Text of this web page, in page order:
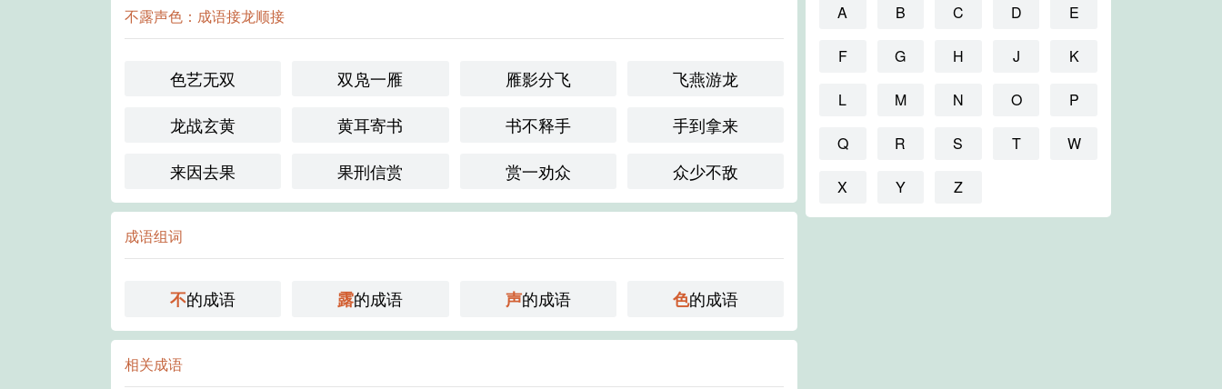
不露声色：成语接龙顺接
色艺无双 双凫一雁 雁影分飞
飞燕游龙
龙战玄黄
黄耳寄书 书不释手
手到拿来
来因去果
果刑信赏 赏一劝众 众少不敌
成语组词
不的成语 露的成语 声的成语 色的成语
相关成语
A B C D E
F G H J K
L M N O P
Q R S T W
X Y Z